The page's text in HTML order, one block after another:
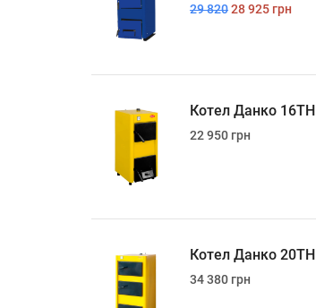
29 82028 925 грн
Котел Данко 16ТН
22 950 грн
Котел Данко 20ТН
34 380 грн